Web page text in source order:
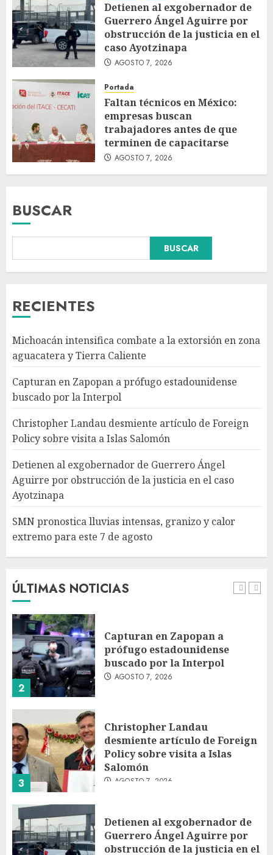
Detienen al exgobernador de
Guerrero Ángel Aguirre por
obstrucción de la justicia en el
caso Ayotzinapa
AGOSTO 7, 2026
Portada
Faltan técnicos en México:
empresas buscan
trabajadores antes de que
terminen de capacitarse
AGOSTO 7, 2026
BUSCAR
BUSCAR
RECIENTES
Michoacán intensifica combate a la extorsión en zona
aguacatera y Tierra Caliente
Capturan en Zapopan a prófugo estadounidense
buscado por la Interpol
Christopher Landau desmiente artículo de Foreign
Policy sobre visita a Islas Salomón
Detienen al exgobernador de Guerrero Ángel
Aguirre por obstrucción de la justicia en el caso
Ayotzinapa
SMN pronostica lluvias intensas, granizo y calor
extremo para este 7 de agosto
ÚLTIMAS NOTICIAS
3
Christopher Landau
4
Detienen al exgobernador de
Guerrero Ángel Aguirre por
caso Ayotzinapa
AGOSTO 7, 2026
5
SMN pronostica lluvias
intensas, granizo y calor
extremo para este 7 de agosto
AGOSTO 7, 2026
1
Michoacán intensifica
AGOSTO 7, 2026
2
Capturan en Zapopan a
prófugo estadounidense
buscado por la Interpol
AGOSTO 7, 2026
3
Christopher Landau
desmiente artículo de Foreign
Policy sobre visita a Islas
Salomón
AGOSTO 7, 2026
Detienen al exgobernador de
Guerrero Ángel Aguirre por
obstrucción de la justicia en el